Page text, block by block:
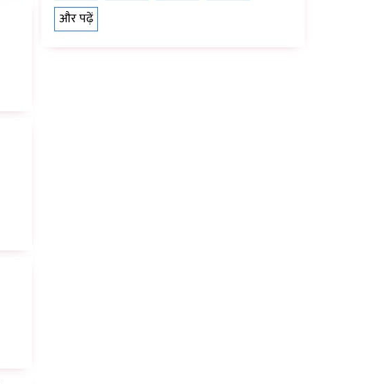
और पढ़ें